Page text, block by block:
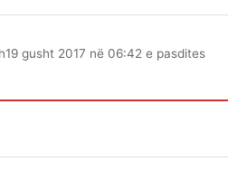
19 gusht 2017 në 06:42 e pasdites